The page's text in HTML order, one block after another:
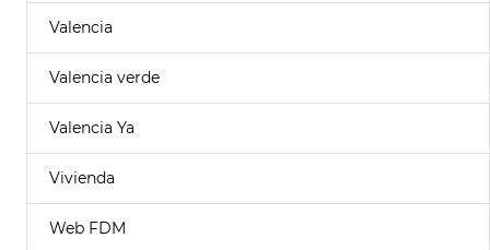
Valencia
Valencia verde
Valencia Ya
Vivienda
Web FDM